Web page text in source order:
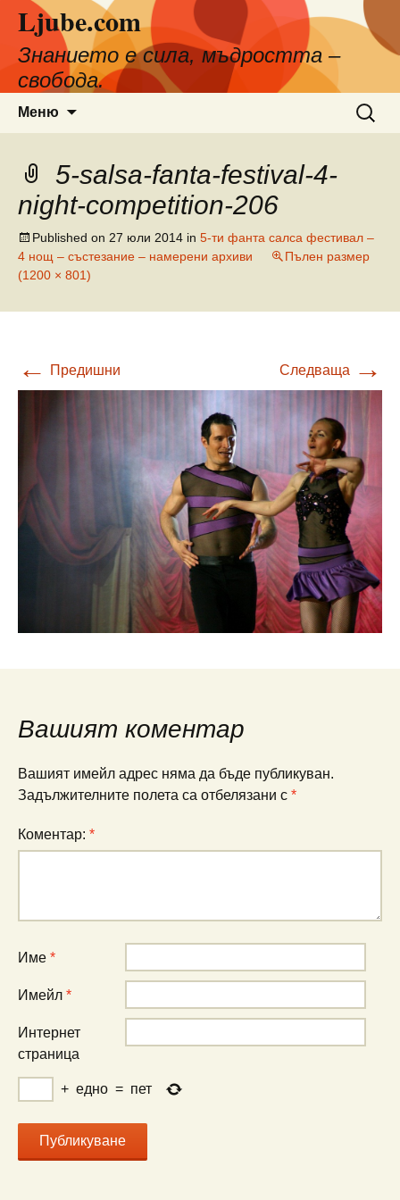
съдържанието
Ljube.com
Знанието е сила, мъдростта –
свобода.
Меню
за:
5-salsa-fanta-festival-4-
night-competition-206
Published on 27 юли 2014 in 5-ти фанта салса фестивал –
4 нощ – състезание – намерени архиви
Пълен размер
(1200 × 801)
← Предишни Следваща →
Вашият коментар
Вашият имейл адрес няма да бъде публикуван.
Задължителните полета са отбелязани с *
Коментар: *
Име *
Имейл *
Интернет
страница
+ едно = пет